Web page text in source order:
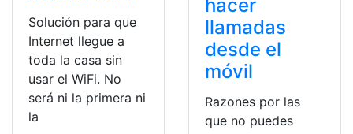
Solución para que
Internet llegue a
toda la casa sin
usar el WiFi. No
será ni la primera ni
la
hacer
llamadas
desde el
móvil
Razones por las
que no puedes